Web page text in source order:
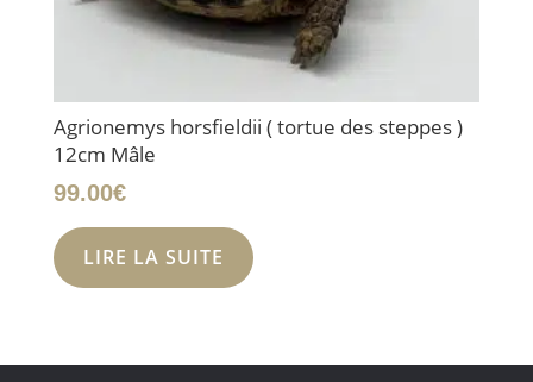
Agrionemys horsfieldii ( tortue des steppes )
12cm Mâle
99.00€
LIRE LA SUITE